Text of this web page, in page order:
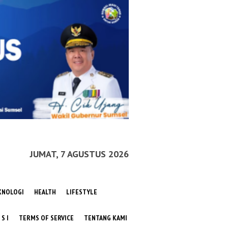
JUMAT, 7 AGUSTUS 2026
HEALTH LIFESTYLE
S I TERMS OF SERVICE TENTANG KAMI